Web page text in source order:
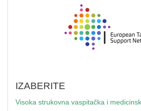
IZABERITE
Visoka strukovna vaspitačka i